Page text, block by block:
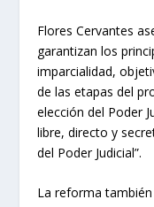
Flores Cervantes
garantizan los
imparcialidad,
de las etapas del
elección del Poder
libre, directo y
del Poder Judicial”.
La reforma